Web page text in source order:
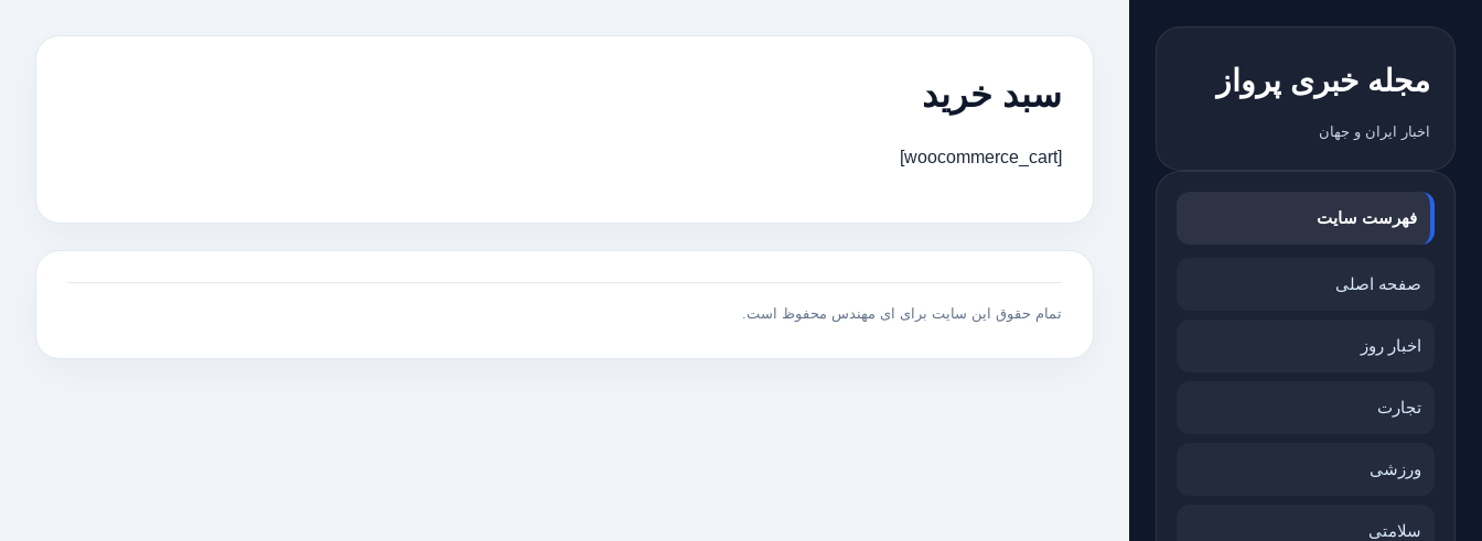
مجله خبری پرواز
اخبار ایران و جهان
فهرست سایت
صفحه اصلی
اخبار روز
تجارت
ورزشی
سلامتی
سبد خرید
[woocommerce_cart]
تمام حقوق این سایت برای ای مهندس محفوظ است.